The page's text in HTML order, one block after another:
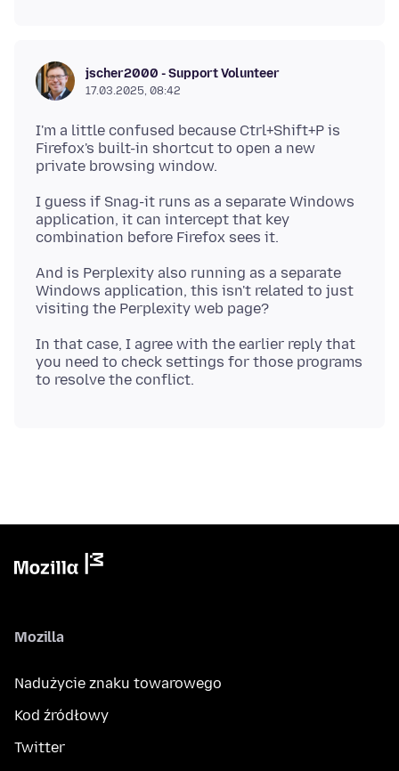
jscher2000 - Support Volunteer
17.03.2025, 08:42
I'm a little confused because Ctrl+Shift+P is
Firefox's built-in shortcut to open a new
I guess if Snag-it runs as a separate Windows
application, it can intercept that key
And is Perplexity also running as a separate
Windows application, this isn't related to just
In that case, I agree with the earlier reply that
you need to check settings for those programs
Mozilla
Nadużycie znaku towarowego
Kod źródłowy
Twitter